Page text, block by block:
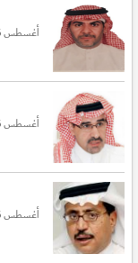
09 أغسطس 2026
09 أغسطس 2026
09 أغسطس 2026